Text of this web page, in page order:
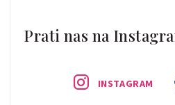
Prati nas na
INSTAGRAM